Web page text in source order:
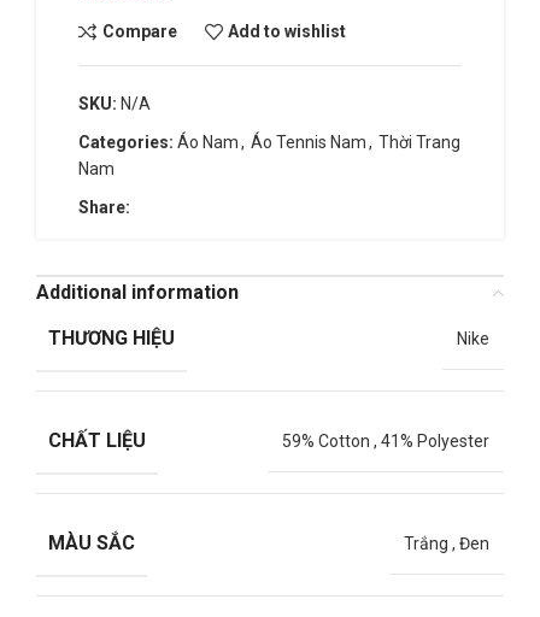
Compare Add to wishlist
SKU: N/A
Categories: Áo Nam, Áo Tennis Nam, Thời Trang
Nam
Share:
Additional information
THƯƠNG HIỆU
Nike
CHẤT LIỆU 59% Cotton , 41% Polyester
MÀU SẮC Trắng , Đen